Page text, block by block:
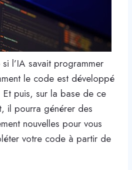
l’IA savait programmer
le code est développé
puis, sur la base de ce
il pourra générer des
nouvelles pour vous
votre code à partir de